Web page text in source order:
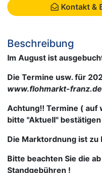
Kontakt &
Beschreibung
Im August ist
Die Termine usw. für
www.flohmarkt-franz.de
Achtung!! Termine (
bitte "Aktuell"
Die Marktordnung ist zu
Bitte beachten Sie die
Standgebühren !